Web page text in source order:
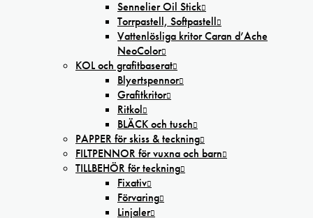
Sennelier Oil Stick
Torrpastell, Softpastell
Vattenlösliga kritor Caran d’Ache
NeoColor
KOL och grafitbaserat
Blyertspennor
Grafitkritor
Ritkol
BLÄCK och tusch
PAPPER för skiss & teckning
FILTPENNOR för vuxna och barn
TILLBEHÖR för teckning
Fixativ
Förvaring
Linjaler